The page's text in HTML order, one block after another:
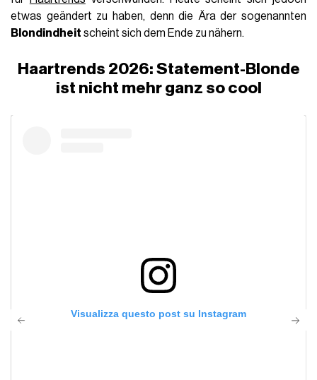
etwas geändert zu haben, denn die Ära der sogenannten
Blondindheit scheint sich dem Ende zu nähern.
Haartrends 2026: Statement-Blonde
ist nicht mehr ganz so cool
Visualizza questo post su Instagram